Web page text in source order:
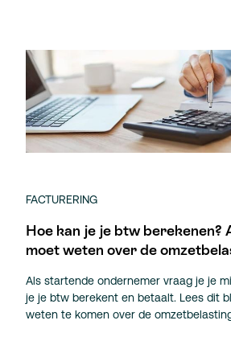
FACTURERING
Hoe kan je je btw berekenen?
moet weten over de
Als startende ondernemer vraag je je
je je btw berekent en betaalt. Lees dit
weten te komen over de